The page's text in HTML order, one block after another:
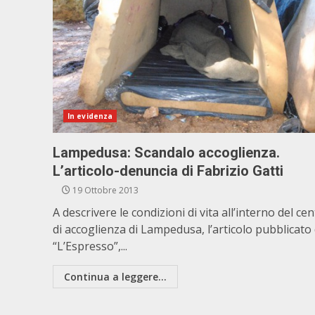
In evidenza
Lampedusa: Scandalo accoglienza.
L’articolo-denuncia di Fabrizio Gatti
19 Ottobre 2013
A descrivere le condizioni di vita all’interno del
di accoglienza di Lampedusa, l’articolo pubblicato
“L’Espresso”,...
Continua a leggere...